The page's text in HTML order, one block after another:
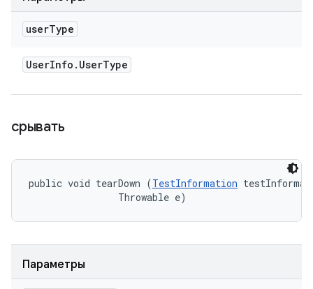
userType
UserInfo . UserType
срывать
public void tearDown (TestInformation
                Throwable e)
Параметры